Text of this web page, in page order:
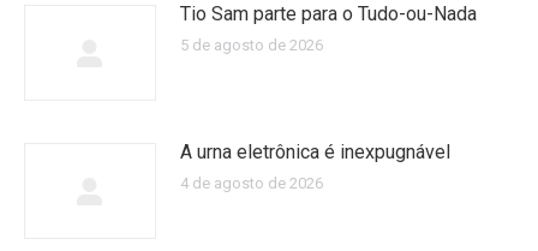
Tio Sam parte para o Tudo-ou-Nada
5 de agosto de 2026
A urna eletrônica é inexpugnável
4 de agosto de 2026